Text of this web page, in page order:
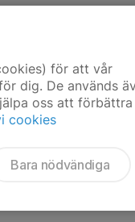
för att vår
dig. De används
oss att förbättra
cookies
Bara nödvändiga